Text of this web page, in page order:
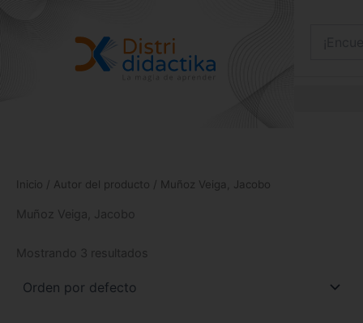
Inicio / Autor del producto / Muñoz Veiga, Jacobo
Muñoz Veiga, Jacobo
Mostrando 3 resultados